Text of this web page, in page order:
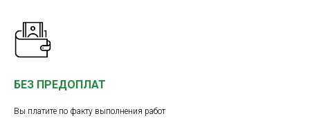
БЕЗ ПРЕДОПЛАТ
Вы платите по факту выполнения работ